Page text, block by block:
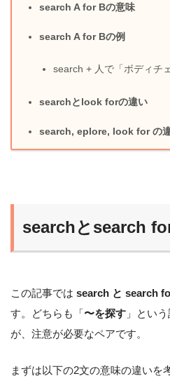
search A for Bの意味
search A for Bの例
search + 人で「ボディチ
searchとlook forの違い
search, eplore, look for の
searchとsearch
この記事では search と search
す。どちらも「〜を探す 」とい
が、注意が必要なペアです。
まずは以下の2文の意味の違いを